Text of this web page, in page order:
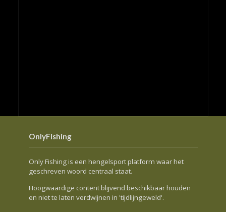
OnlyFishing
Only Fishing is een hengelsport platform waar het
geschreven woord centraal staat.
Hoogwaardige content blijvend beschikbaar houden
en niet te laten verdwijnen in 'tijdlijngeweld'.